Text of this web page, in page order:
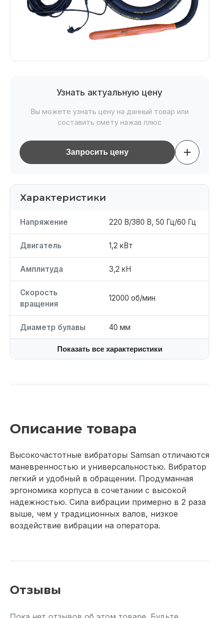
Узнать актуальную цену
Вы можете узнать цену на данный товар или
составить смету нажав плюс
Запросить цену +
Характеристики
Напряжение 220 В/380 В, 50 Гц/60 Гц
Двигатель 1,2 кВт
Амплитуда 3,2 кН
Скорость
вращения
12000 об/мин
Диаметр булавы 40 мм
Показать все характеристики
Описание товара
Высокочастотные вибраторы Samsan отличаются
маневренностью и универсальностью. Вибратор
легкий и удобный в обращении. Продуманная
эргономика корпуса в сочетании с высокой
надежностью. Сила вибрации примерно в 2 раза
выше, чем у традиционных валов, низкое
воздействие вибрации на оператора.
Отзывы